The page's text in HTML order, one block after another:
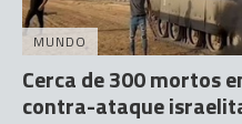
MUNDO
Cerca de 300 mortos
contra-ataque